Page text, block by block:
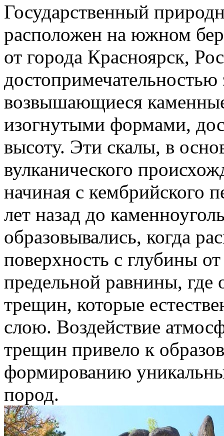
Государственный
расположен на южном
от города Красноярск,
достопримечательностью
возвышающиеся
изогнутыми формами,
высоту. Эти скалы, в
вулканического
начиная с кембрийского
лет назад до
образовывались, когда
поверхность с глубины
предельной равнины, где
трещин, которые
слою. Воздействие
трещин привело к
формированию
пород.